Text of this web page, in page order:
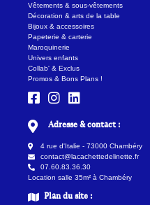
Vêtements & sous-vêtements
Décoration & arts de la table
Bijoux & accessoires
Papeterie & carterie
Maroquinerie
Univers enfants
Collab' & Exclus
Promos & Bons Plans !
Adresse & contact :
4 rue d'Italie - 73000 Chambéry
contact@lacachettedelinette.fr
07.60.83.36.30
Location salle 35m² à Chambéry
Plan du site :